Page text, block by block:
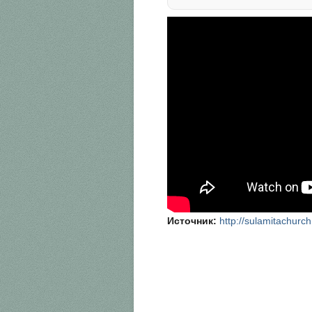
Источник: http://